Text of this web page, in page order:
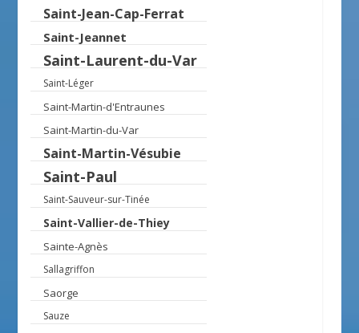
Saint-Jean-Cap-Ferrat
Saint-Jeannet
Saint-Laurent-du-Var
Saint-Léger
Saint-Martin-d'Entraunes
Saint-Martin-du-Var
Saint-Martin-Vésubie
Saint-Paul
Saint-Sauveur-sur-Tinée
Saint-Vallier-de-Thiey
Sainte-Agnès
Sallagriffon
Saorge
Sauze